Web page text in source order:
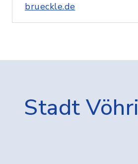
brueckle.de
Stadt